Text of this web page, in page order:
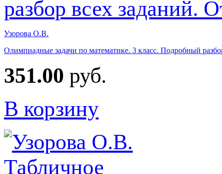
Узорова О.В.
Олимпиадные задачи по математике. 3 класс. Подробный
351.00 руб.
В корзину